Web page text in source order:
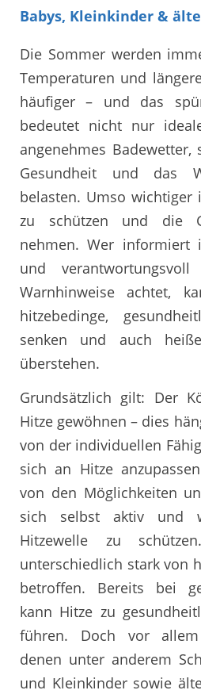
Babys, Kleinkinder &
Die Sommer werden
Temperaturen und
häufiger – und das
bedeutet nicht nur
angenehmes
Gesundheit und das
belasten. Umso wichtiger
zu schützen und die
nehmen. Wer informiert
und
Warnhinweise achtet,
hitzebedinge,
senken und auch
überstehen.
Grundsätzlich gilt: Der
Hitze gewöhnen – dies
von der individuellen
sich an Hitze
von den Möglichkeiten
sich selbst aktiv und
Hitzewelle zu
unterschiedlich stark von
betroffen. Bereits bei
kann Hitze zu
führen. Doch vor
denen unter anderem
und Kleinkinder sowie